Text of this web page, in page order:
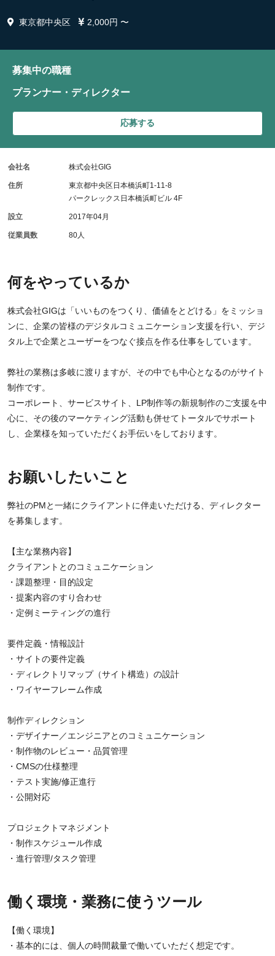
東京都中央区 2,000円 〜
何をやっているか
株式会社GIGは「いいものをつくり、価値をとどける」をミッショ
ンに、企業の皆様のデジタルコミュニケーション支援を行い、デジ
タル上で企業とユーザーをつなぐ接点を作る仕事をしています。
弊社の業務は多岐に渡りますが、その中でも中心となるのがサイト
制作です。
コーポレート、サービスサイト、LP制作等の新規制作のご支援を中
心に、その後のマーケティング活動も併せてトータルでサポート
し、企業様を知っていただくお手伝いをしております。
お願いしたいこと
弊社のPMと一緒にクライアントに伴走いただける、ディレクター
を募集します。
【主な業務内容】
クライアントとのコミュニケーション
・課題整理・目的設定
・提案内容のすり合わせ
・定例ミーティングの進行
要件定義・情報設計
・サイトの要件定義
・ディレクトリマップ（サイト構造）の設計
・ワイヤーフレーム作成
制作ディレクション
・デザイナー／エンジニアとのコミュニケーション
・制作物のレビュー・品質管理
・CMSの仕様整理
・テスト実施/修正進行
・公開対応
プロジェクトマネジメント
・制作スケジュール作成
・進行管理/タスク管理
働く環境・業務に使うツール
【働く環境】
・基本的には、個人の時間裁量で働いていただく想定です。
募集中の職種
プランナー・ディレクター
応募する
会社名 株式会社GIG
住所
東京都中央区日本橋浜町1-11-8
パークレックス日本橋浜町ビル 4F
設立 2017年04月
従業員数 80人